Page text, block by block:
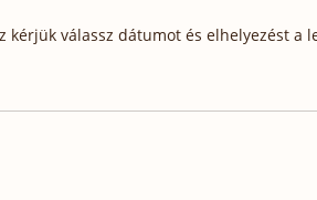
kérjük válassz dátumot és elhelyezést a